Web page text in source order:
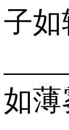
子如
如薄